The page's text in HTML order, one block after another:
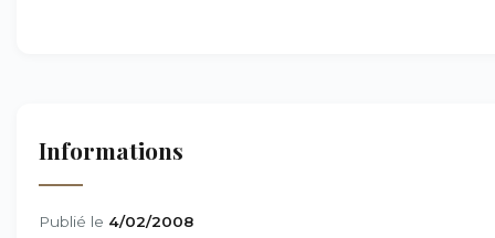
Informations
Publié le 4/02/2008